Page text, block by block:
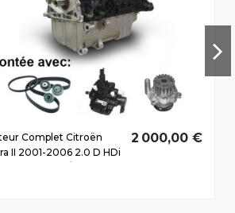
Complet Citroën
II 2001-2006 2.0 D HDi
2 000,00 €